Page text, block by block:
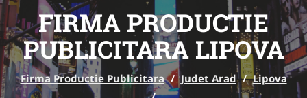
FIRMA PRODUCTIE
PUBLICITARA LIPOVA
Firma Productie Publicitara / Judet Arad / Lipova